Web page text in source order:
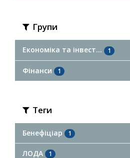
Групи
Економіка та інвест... 1
Фінанси 1
Теги
Бенефіціар 1
ЛОДА 1